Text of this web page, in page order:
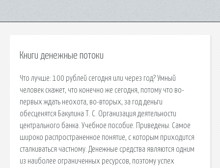
Книги денежные потоки
Что лучше: 100 рублей сегодня или через год? Умный
человек скажет, что конечно же сегодня, потому что во-
первых ждать неохота, во-вторых, за год деньги
обесценятся Бакулина Т. С. Организация деятельности
центрального банка. Учебное пособие. Приведены. Самое
широко распространенное понятие, с которым приходится
сталкиваться частному. Денежные средства являются одним
из наиболее ограниченных ресурсов, поэтому успех